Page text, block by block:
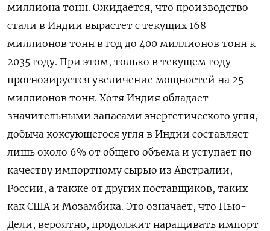
миллиона тонн. Ожидается, что производство
стали в Индии вырастет с текущих 168
миллионов тонн в год до 400 миллионов тонн к
2035 году. При этом, только в текущем году
прогнозируется ​увеличение мощностей на 25
миллионов тонн. Хотя Индия обладает
значительными ⁠запасами энергетического угля,
добыча коксующегося угля в Индии составляет
лишь около 6% от общего объема и уступает по
качеству импортному сырью из Австралии,
России, а также от других поставщиков, таких
как США и ‌Мозамбика. Это означает, что Нью-
Дели, вероятно, продолжит наращивать импорт